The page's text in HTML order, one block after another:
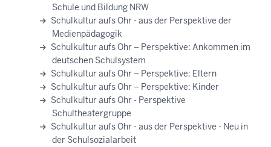
Schule und Bildung NRW
Schulkultur aufs Ohr - aus der Perspektive der
Medienpädagogik
Schulkultur aufs Ohr – Perspektive: Ankommen im
deutschen Schulsystem
Schulkultur aufs Ohr – Perspektive: Eltern
Schulkultur aufs Ohr – Perspektive: Kinder
Schulkultur aufs Ohr - Perspektive
Schultheatergruppe
Schulkultur aufs Ohr - aus der Perspektive - Neu in
der Schulsozialarbeit